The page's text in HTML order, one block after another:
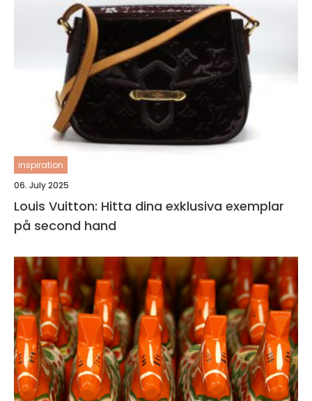
inspiration
06. July 2025
Louis Vuitton: Hitta dina exklusiva exemplar
på second hand